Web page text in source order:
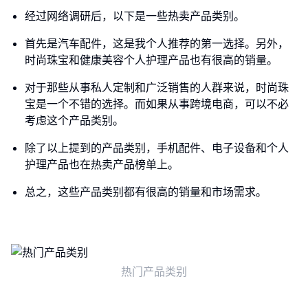
经过网络调研后，以下是一些热卖产品类别。
首先是汽车配件，这是我个人推荐的第一选择。另外，
时尚珠宝和健康美容个人护理产品也有很高的销量。
对于那些从事私人定制和广泛销售的人群来说，时尚珠
宝是一个不错的选择。而如果从事跨境电商，可以不必
考虑这个产品类别。
除了以上提到的产品类别，手机配件、电子设备和个人
护理产品也在热卖产品榜单上。
总之，这些产品类别都有很高的销量和市场需求。
热门产品类别